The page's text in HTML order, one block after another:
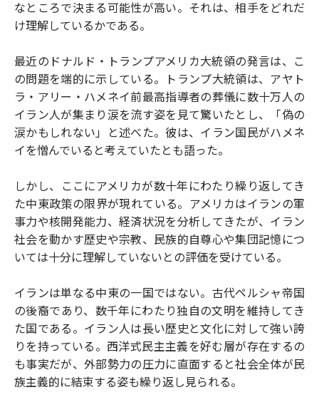
なところで決まる可能性が高い。それは、相手をどれだ
け理解しているかである。
最近のドナルド・トランプアメリカ大統領の発言は、こ
の問題を端的に示している。トランプ大統領は、アヤト
ラ・アリー・ハメネイ前最高指導者の葬儀に数十万人の
イラン人が集まり涙を流す姿を見て驚いたとし、「偽の
涙かもしれない」と述べた。彼は、イラン国民がハメネ
イを憎んでいると考えていたとも語った。
しかし、ここにアメリカが数十年にわたり繰り返してき
た中東政策の限界が現れている。アメリカはイランの軍
事力や核開発能力、経済状況を分析してきたが、イラン
社会を動かす歴史や宗教、民族的自尊心や集団記憶につ
いては十分に理解していないとの評価を受けている。
イランは単なる中東の一国ではない。古代ペルシャ帝国
の後裔であり、数千年にわたり独自の文明を維持してき
た国である。イラン人は長い歴史と文化に対して強い誇
りを持っている。西洋式民主主義を好む層が存在するの
も事実だが、外部勢力の圧力に直面すると社会全体が民
族主義的に結束する姿も繰り返し見られる。